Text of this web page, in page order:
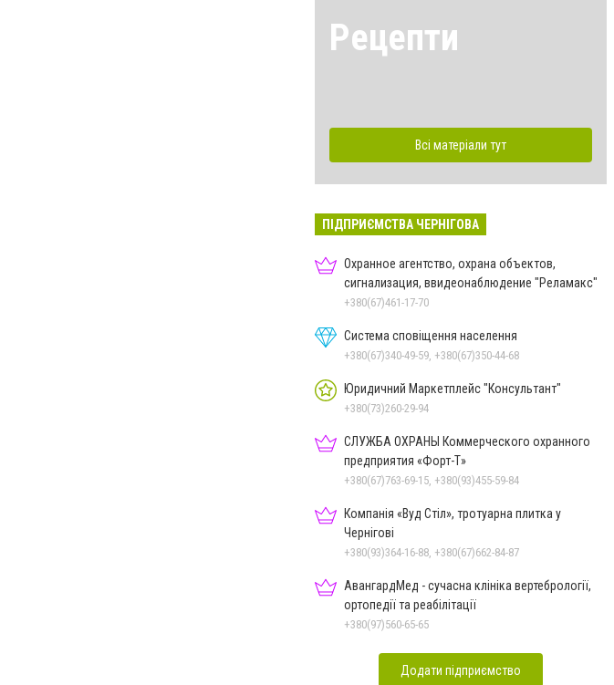
Рецепти
Всі матеріали тут
ПІДПРИЄМСТВА ЧЕРНІГОВА
Охранное агентство, охрана объектов,
сигнализация, ввидеонаблюдение "Реламакс"
+380(67)461-17-70
Система сповіщення населення
+380(67)340-49-59, +380(67)350-44-68
Юридичний Маркетплейс "Консультант"
+380(73)260-29-94
СЛУЖБА ОХРАНЫ Коммерческого охранного
предприятия «Форт-Т»
+380(67)763-69-15, +380(93)455-59-84
Компанія «Вуд Стіл», тротуарна плитка у
Чернігові
+380(93)364-16-88, +380(67)662-84-87
АвангардМед - сучасна клініка вертебрології,
ортопедії та реабілітації
+380(97)560-65-65
Додати підприємство